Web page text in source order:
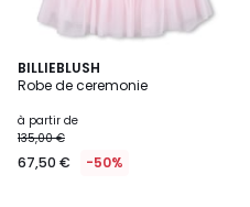
BILLIEBLUSH
Robe de ceremonie
à partir de
135,00 €
67,50 € -50%